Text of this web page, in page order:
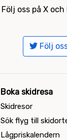
Följ oss på X
Följ
Boka skidresa
Skidresor
Sök flyg till
Lågpriskalendern